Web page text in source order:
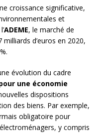
croissance significative,
et
ADEME, le marché de
d’euros en 2020,
évolution du cadre
une économie
dispositions
des biens. Par exemple,
obligatoire pour
y compris